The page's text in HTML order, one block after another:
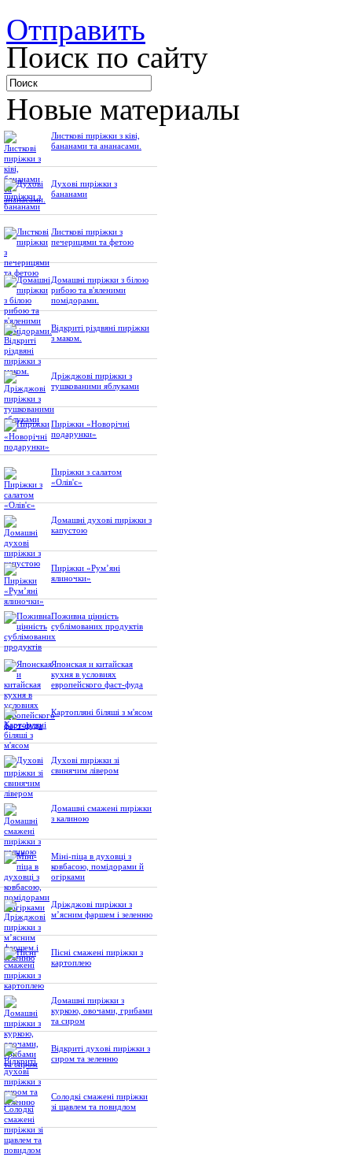
Отправить
Поиск по сайту
Новые материалы
Листкові пиріжки з ківі,
бананами та ананасами.
Духові пиріжки з
бананами
Листкові пиріжки з
печерицями та фетою
Домашні пиріжки з білою
рибою та в'яленими
помідорами.
Відкриті різдвяні пиріжки
з маком.
Дріжджові пиріжки з
тушкованими яблуками
Пиріжки «Новорічні
подарунки»
Пиріжки з салатом
«Олів'є»
Домашні духові пиріжки з
капустою
Пиріжки «Рум’яні
ялиночки»
Поживна цінність
сублімованих продуктів
Японская и китайская
кухня в условиях
европейского фаст-фуда
Картопляні біляші з м'ясом
Духові пиріжки зі
свинячим лівером
Домашні смажені пиріжки
з калиною
Міні-піца в духовці з
ковбасою, помідорами й
огірками
Дріжджові пиріжки з
м’ясним фаршем і зеленню
Пісні смажені пиріжки з
картоплею
Домашні пиріжки з
куркою, овочами, грибами
та сиром
Відкриті духові пиріжки з
сиром та зеленню
Солодкі смажені пиріжки
зі щавлем та повидлом